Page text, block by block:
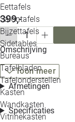
Eettafels
Salontafels
Bijzettafels
Sidetables
Bureaus
Tafelbladen
Tafelonderstellen
Kasten
Wandkasten
Vitrinekasten
399,-
Omschrijving
Toon meer
Afmetingen
Specificaties